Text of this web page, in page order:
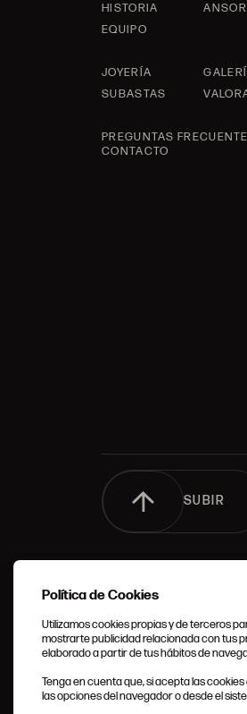
HISTORIA
EQUIPO
JOYERÍA
SUBASTAS
PREGUNTAS
CONTACTO
SUBIR
Política de Cookies
Utilizamos cookies propias y de terceros
mostrarte publicidad relacionada con tus
elaborado a partir de tus hábitos de
Tenga en cuenta que, si acepta las
las opciones del navegador o desde el